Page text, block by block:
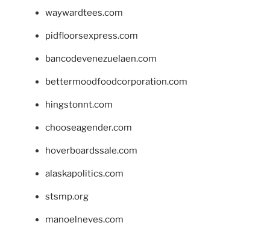
waywardtees.com
pidfloorsexpress.com
bancodevenezuelaen.com
bettermoodfoodcorporation.com
hingstonnt.com
chooseagender.com
hoverboardssale.com
alaskapolitics.com
stsmp.org
manoelneves.com